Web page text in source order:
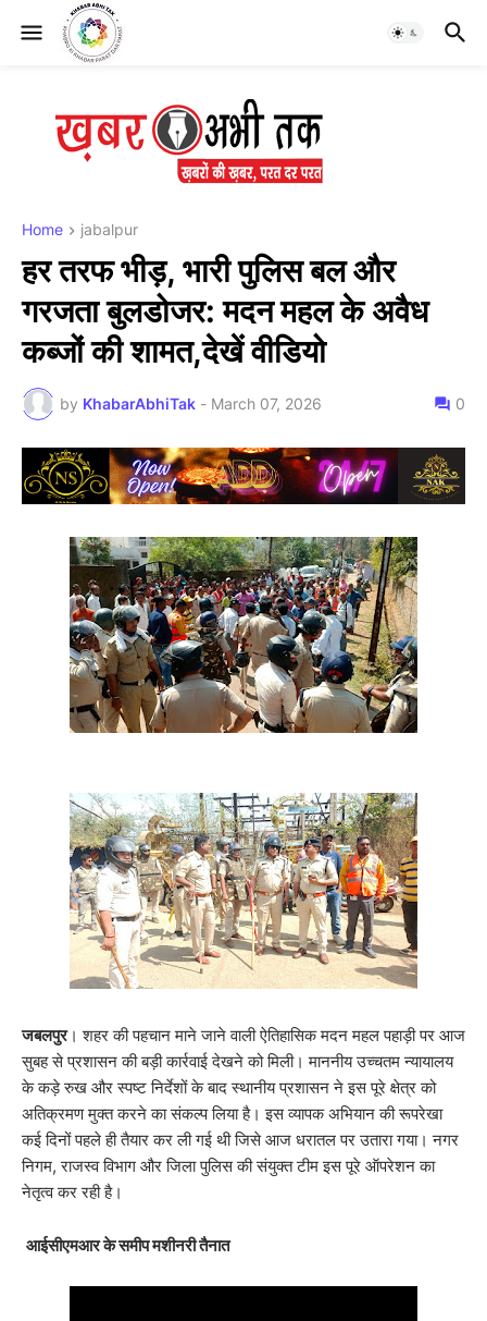
Home jabalpur
हर तरफ भीड़, भारी पुलिस बल और
गरजता बुलडोजर: मदन महल के अवैध
कब्जों की शामत,देखें वीडियो
by KhabarAbhiTak - March 07, 2026 0
जबलपुर। शहर की पहचान माने जाने वाली ऐतिहासिक मदन महल पहाड़ी पर आज
सुबह से प्रशासन की बड़ी कार्रवाई देखने को मिली। माननीय उच्चतम न्यायालय
के कड़े रुख और स्पष्ट निर्देशों के बाद स्थानीय प्रशासन ने इस पूरे क्षेत्र को
अतिक्रमण मुक्त करने का संकल्प लिया है। इस व्यापक अभियान की रूपरेखा
कई दिनों पहले ही तैयार कर ली गई थी जिसे आज धरातल पर उतारा गया। नगर
निगम, राजस्व विभाग और जिला पुलिस की संयुक्त टीम इस पूरे ऑपरेशन का
नेतृत्व कर रही है।
आईसीएमआर के समीप मशीनरी तैनात